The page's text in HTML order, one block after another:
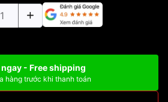
- Free shipping
hàng trước khi thanh toán